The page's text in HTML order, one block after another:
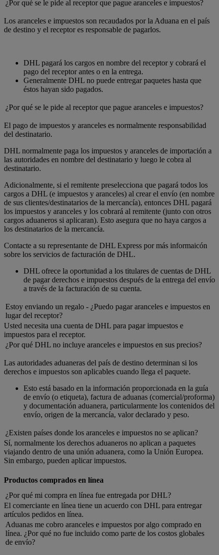
¿Por qué se le pide al receptor que pague aranceles e impuestos?
Los aranceles e impuestos son recaudados por la Aduana en el país
de destino y el receptor es responsable de pagarlos.
DHL pagará los cargos en nombre del receptor y cobrará el
pago del receptor antes o en la entrega.
Generalmente DHL no puede entregar paquetes hasta que
éstos hayan sido pagados.
¿Por qué se le pide al receptor que pague aranceles e impuestos?
El pago de impuestos y aranceles es normalmente responsabilidad
del destinatario.
DHL normalmente paga los impuestos y aranceles de importación a
las autoridades en nombre del destinatario y luego le cobra al
destinatario.
Adicionalmente, si el remitente preselecciona que pagará todos los
cargos a DHL (e impuestos y aranceles) al crear el envío (en nombre
de sus clientes/destinatarios de la mercancía), entonces DHL pagará
los impuestos y aranceles y los cobrará al remitente (junto con otros
cargos aduaneros si aplicaran). Esto asegura que no haya cargos a
los destinatarios de la mercancía.
Contacte a su representante de DHL Express por más informaicón
sobre los servicios de facturación de DHL.
DHL ofrece la oportunidad a los titulares de cuentas de DHL
de pagar derechos e impuestos después de la entrega del envío
a través de la facturación de su cuenta.
Estoy enviando un regalo - ¿Puedo pagar aranceles e impuestos en
lugar del receptor?
Usted necesita una cuenta de DHL para pagar impuestos e
impuestos para el receptor.
¿Por qué DHL no incluye aranceles e impuestos en sus precios?
Las autoridades aduaneras del país de destino determinan si los
derechos e impuestos son aplicables cuando llega el paquete.
Esto está basado en la información proporcionada en la guía
de envío (o etiqueta), factura de aduanas (comercial/proforma)
y documentación aduanera, particularmente los contenidos del
envío, origen de la mercancía, valor declarado y peso.
¿Existen países donde los aranceles e impuestos no se aplican?
Sí, normalmente los derechos aduaneros no aplican a paquetes
viajando dentro de una unión aduanera, como la Unión Europea.
Sin embargo, pueden aplicar impuestos.
Productos comprados en línea
¿Por qué mi compra en línea fue entregada por DHL?
El comerciante en línea tiene un acuerdo con DHL para entregar
artículos pedidos en línea.
Aduanas me cobro aranceles e impuestos por algo comprado en
línea. ¿Por qué no fue incluido como parte de los costos globales
de envío?